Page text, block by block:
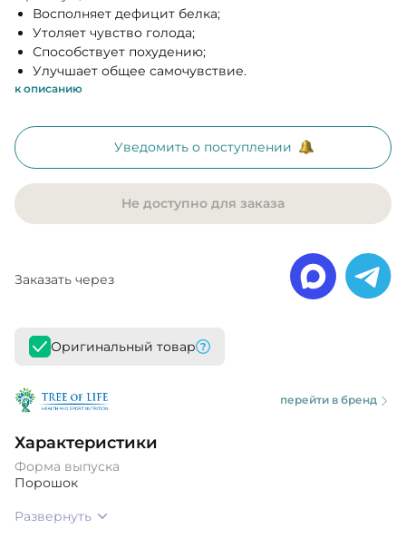
Восполняет дефицит белка;
Утоляет чувство голода;
Способствует похудению;
Улучшает общее самочувствие.
к описанию
Уведомить о поступлении
Не доступно для заказа
Заказать через
Оригинальный товар
перейти в бренд
Характеристики
Форма выпуска
Порошок
Развернуть